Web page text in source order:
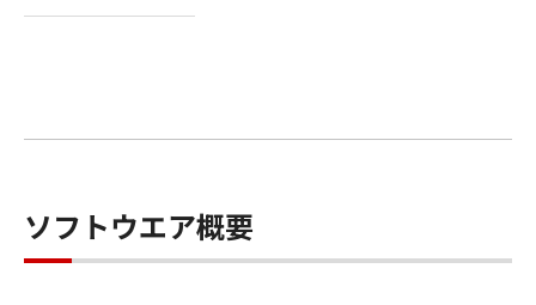
ソフトウエア概要